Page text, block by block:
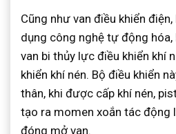
Cũng như van điều khiển
dụng công nghệ tự động hóa,
van bi thủy lực điều khiển khí
khiển khí nén. Bộ điều khiển
thân, khi được cấp khí nén,
tạo ra momen xoắn tác động
đóng mở van.